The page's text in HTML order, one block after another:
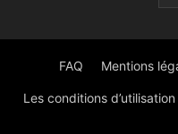
FAQ Mentions
Les conditions d’utilisation